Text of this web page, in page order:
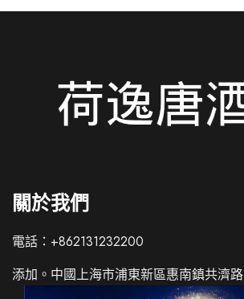
關於我們
電話：+862131232200
添加。中國上海市浦東新區惠南鎮共濟
Russian
Italian